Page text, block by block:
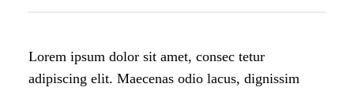
Lorem ipsum dolor sit amet, consec tetur
adipiscing elit. Maecenas odio lacus, dignissim